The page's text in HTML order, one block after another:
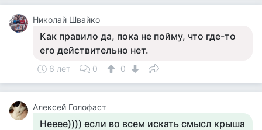
Николай Швайко
Как правило да, пока не пойму, что где-то
его действительно нет.
6 лет 0 0
Алексей Голофаст
Нееее)))) если во всем искать смысл крыша